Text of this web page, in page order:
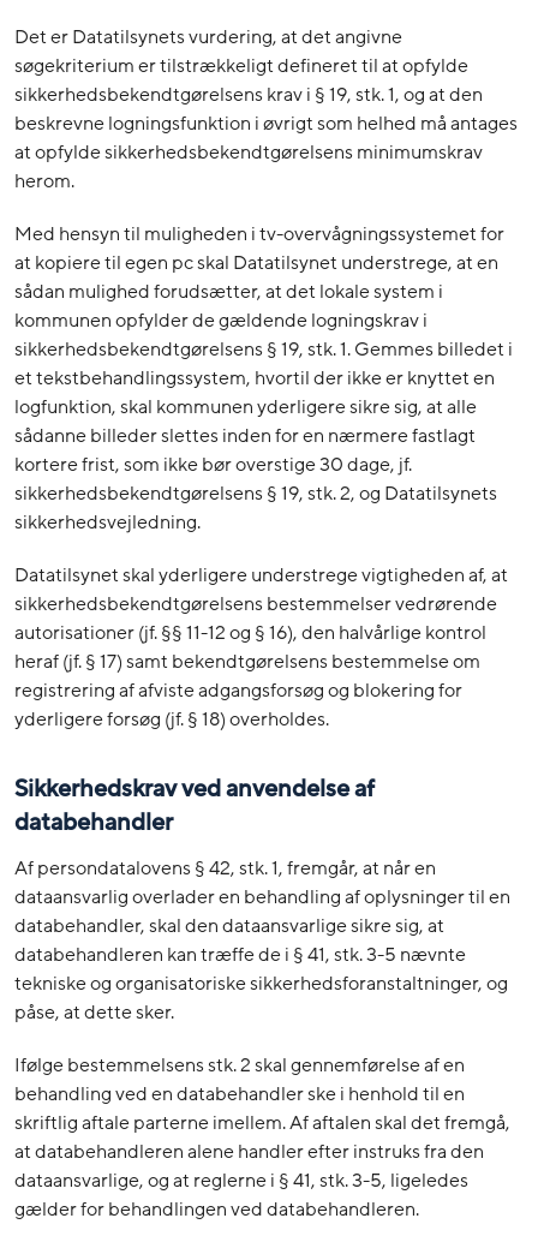
Det er Datatilsynets vurdering, at det angivne
søgekriterium er tilstrækkeligt defineret til at opfylde
sikkerhedsbekendtgørelsens krav i § 19, stk. 1, og at den
beskrevne logningsfunktion i øvrigt som helhed må antages
at opfylde sikkerhedsbekendtgørelsens minimumskrav
herom.
Med hensyn til muligheden i tv-overvågningssystemet for
at kopiere til egen pc skal Datatilsynet understrege, at en
sådan mulighed forudsætter, at det lokale system i
kommunen opfylder de gældende logningskrav i
sikkerhedsbekendtgørelsens § 19, stk. 1. Gemmes billedet i
et tekstbehandlingssystem, hvortil der ikke er knyttet en
logfunktion, skal kommunen yderligere sikre sig, at alle
sådanne billeder slettes inden for en nærmere fastlagt
kortere frist, som ikke bør overstige 30 dage, jf.
sikkerhedsbekendtgørelsens § 19, stk. 2, og Datatilsynets
sikkerhedsvejledning.
Datatilsynet skal yderligere understrege vigtigheden af, at
sikkerhedsbekendtgørelsens bestemmelser vedrørende
autorisationer (jf. §§ 11-12 og § 16), den halvårlige kontrol
heraf (jf. § 17) samt bekendtgørelsens bestemmelse om
registrering af afviste adgangsforsøg og blokering for
yderligere forsøg (jf. § 18) overholdes.
Sikkerhedskrav ved anvendelse af
databehandler
Af persondatalovens § 42, stk. 1, fremgår, at når en
dataansvarlig overlader en behandling af oplysninger til en
databehandler, skal den dataansvarlige sikre sig, at
databehandleren kan træffe de i § 41, stk. 3-5 nævnte
tekniske og organisatoriske sikkerhedsforanstaltninger, og
påse, at dette sker.
Ifølge bestemmelsens stk. 2 skal gennemførelse af en
behandling ved en databehandler ske i henhold til en
skriftlig aftale parterne imellem. Af aftalen skal det fremgå,
at databehandleren alene handler efter instruks fra den
dataansvarlige, og at reglerne i § 41, stk. 3-5, ligeledes
gælder for behandlingen ved databehandleren.